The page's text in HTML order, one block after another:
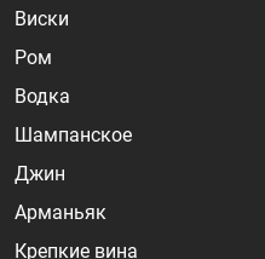
Виски
Ром
Водка
Шампанское
Джин
Арманьяк
Крепкие вина